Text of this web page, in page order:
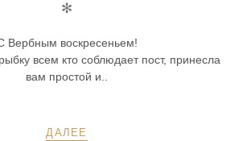
✻
Вербным воскресеньем!
всем кто соблюдает пост, принесла
вам простой и..
ДАЛЕЕ